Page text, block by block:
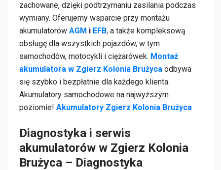
zachowane, dzięki podtrzymaniu zasilania podczas
wymiany. Oferujemy wsparcie przy montażu
akumulatorów AGM i EFB, a także kompleksową
obsługę dla wszystkich pojazdów, w tym
samochodów, motocykli i ciężarówek. Montaż
akumulatora w Zgierz Kolonia Brużyca odbywa
się szybko i bezpłatnie dla każdego klienta.
Akumulatory samochodowe na najwyższym
poziomie! Akumulatory Zgierz Kolonia Brużyca
Diagnostyka i serwis
akumulatorów w Zgierz Kolonia
Brużyca – Diagnostyka